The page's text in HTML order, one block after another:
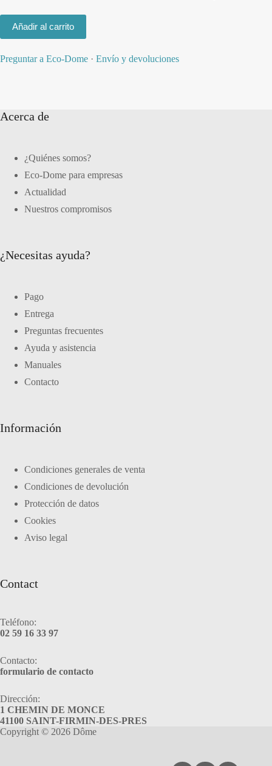
Añadir al carrito
Preguntar a Eco-Dome · Envío y devoluciones
Acerca de
¿Quiénes somos?
Eco-Dome para empresas
Actualidad
Nuestros compromisos
¿Necesitas ayuda?
Pago
Entrega
Preguntas frecuentes
Ayuda y asistencia
Manuales
Contacto
Información
Condiciones generales de venta
Condiciones de devolución
Protección de datos
Cookies
Aviso legal
Contact
Teléfono:
02 59 16 33 97
Contacto:
formulario de contacto
Dirección:
1 CHEMIN DE MONCE
41100 SAINT-FIRMIN-DES-PRES
Copyright © 2026 Dôme